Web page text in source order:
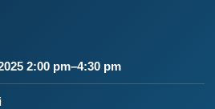
2:00 pm–4:30 pm